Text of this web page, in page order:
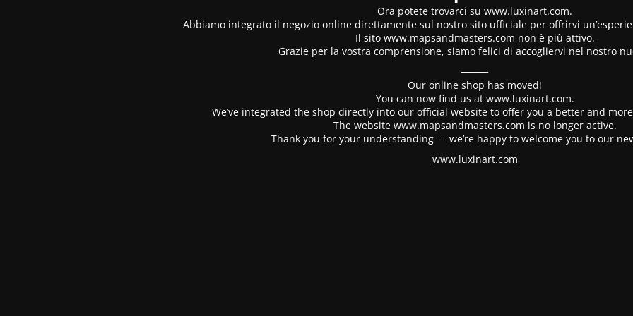
Ora potete trovarci su www.luxinart.com.
Abbiamo integrato il negozio online direttamente sul nostro sito ufficiale per offrirvi
Il sito www.mapsandmasters.com non è più attivo.
Grazie per la vostra comprensione, siamo felici di accogliervi nel nostro
⸻
Our online shop has moved!
You can now find us at www.luxinart.com.
We’ve integrated the shop directly into our official website to offer you a better and
The website www.mapsandmasters.com is no longer active.
Thank you for your understanding — we’re happy to welcome you to our
www.luxinart.com